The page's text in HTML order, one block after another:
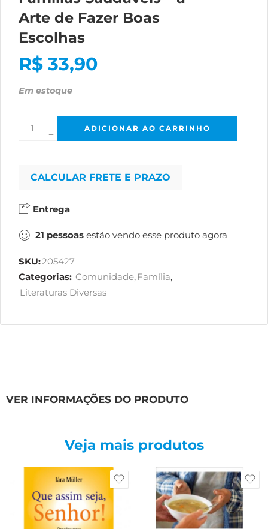
Arte de Fazer Boas
Escolhas
R$ 33,90
Em estoque
ADICIONAR AO CARRINHO
CALCULAR FRETE E PRAZO
Entrega
21 pessoas estão vendo esse produto agora
SKU:205427
Categorias: Comunidade,Família,
Literaturas Diversas
VER INFORMAÇÕES DO PRODUTO
Veja mais produtos